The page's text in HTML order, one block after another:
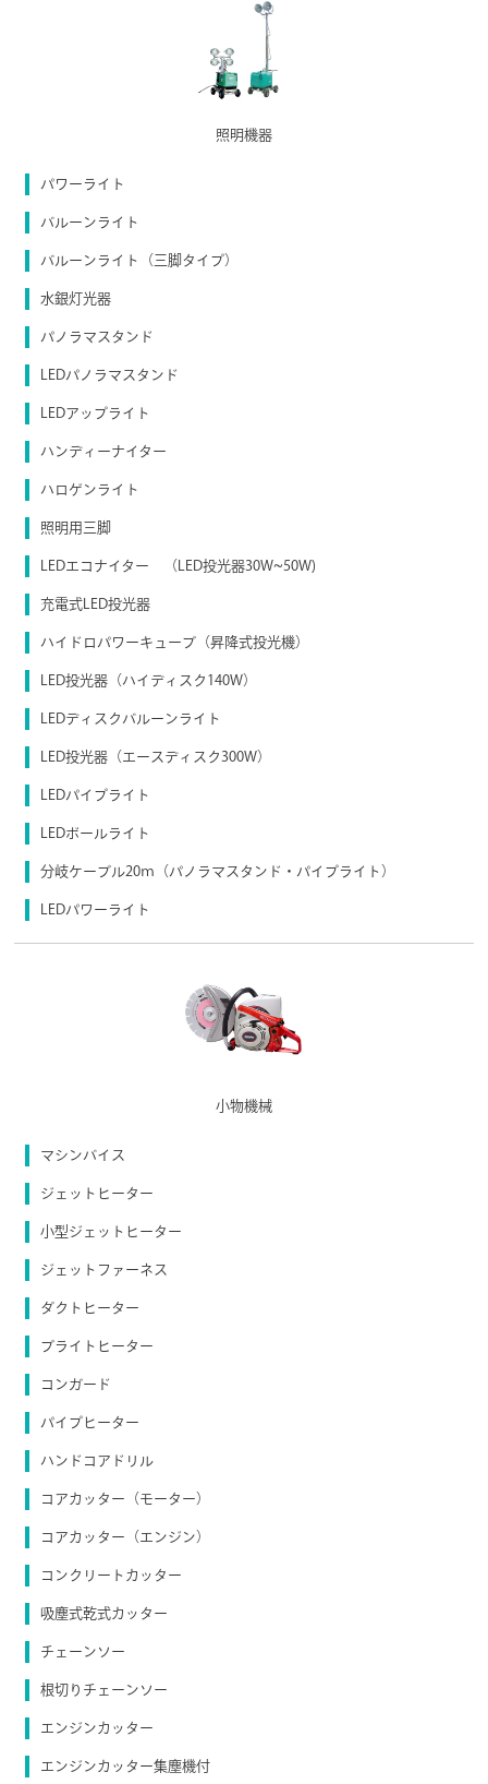
照明機器
パワーライト
バルーンライト
バルーンライト（三脚タイプ）
水銀灯光器
パノラマスタンド
LEDパノラマスタンド
LEDアップライト
ハンディーナイター
ハロゲンライト
照明用三脚
LEDエコナイター （LED投光器30W~50W)
充電式LED投光器
ハイドロパワーキューブ（昇降式投光機）
LED投光器（ハイディスク140W）
LEDディスクバルーンライト
LED投光器（エースディスク300W）
LEDパイプライト
LEDボールライト
分岐ケーブル20ｍ（パノラマスタンド・パイプライト）
LEDパワーライト
小物機械
マシンバイス
ジェットヒーター
小型ジェットヒーター
ジェットファーネス
ダクトヒーター
ブライトヒーター
コンガード
パイプヒーター
ハンドコアドリル
コアカッター（モーター）
コアカッター（エンジン）
コンクリートカッター
吸塵式乾式カッター
チェーンソー
根切りチェーンソー
エンジンカッター
エンジンカッター集塵機付